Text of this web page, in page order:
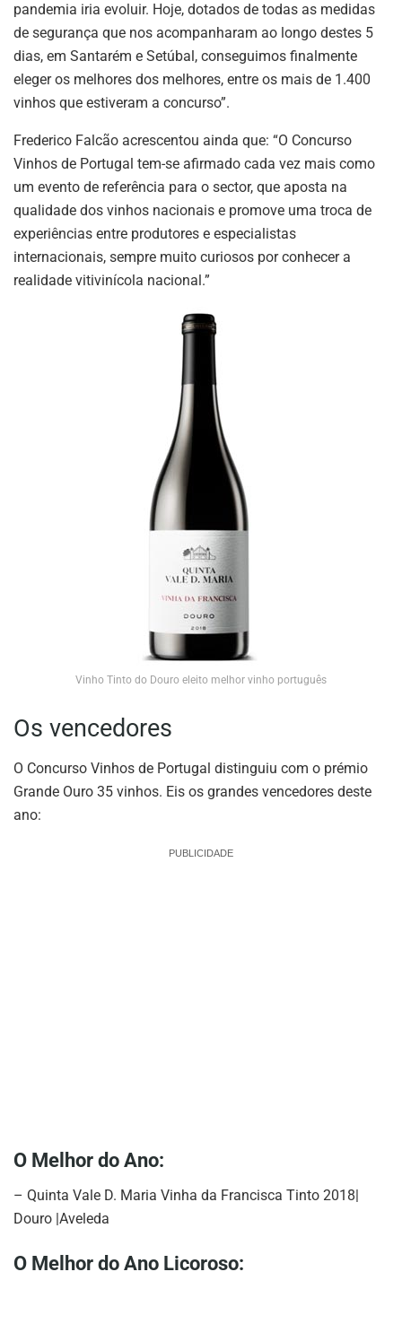
pandemia iria evoluir. Hoje, dotados de todas as medidas
de segurança que nos acompanharam ao longo destes 5
dias, em Santarém e Setúbal, conseguimos finalmente
eleger os melhores dos melhores, entre os mais de 1.400
vinhos que estiveram a concurso”.
Frederico Falcão acrescentou ainda que: “O Concurso
Vinhos de Portugal tem-se afirmado cada vez mais como
um evento de referência para o sector, que aposta na
qualidade dos vinhos nacionais e promove uma troca de
experiências entre produtores e especialistas
internacionais, sempre muito curiosos por conhecer a
realidade vitivinícola nacional.”
Vinho Tinto do Douro eleito melhor vinho português
Os vencedores
O Concurso Vinhos de Portugal distinguiu com o prémio
Grande Ouro 35 vinhos. Eis os grandes vencedores deste
ano:
PUBLICIDADE
O Melhor do Ano:
– Quinta Vale D. Maria Vinha da Francisca Tinto 2018|
Douro |Aveleda
O Melhor do Ano Licoroso: